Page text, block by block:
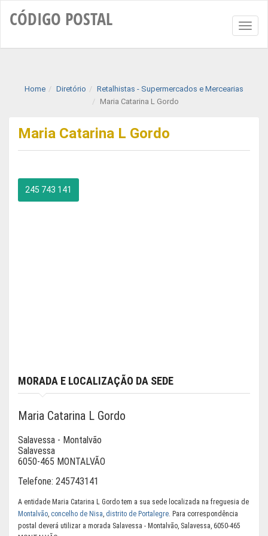
CÓDIGO POSTAL
Home Diretório
Retalhistas - Supermercados e Mercearias
Maria Catarina L Gordo
Maria Catarina L Gordo
245 743 141
MORADA E LOCALIZAÇÃO DA SEDE
Maria Catarina L Gordo
Salavessa - Montalvão
Salavessa
6050-465 MONTALVÃO
Telefone: 245743141
A entidade Maria Catarina L Gordo tem a sua sede localizada na freguesia de
Montalvão, concelho de Nisa, distrito de Portalegre. Para correspondência
postal deverá utilizar a morada Salavessa - Montalvão, Salavessa, 6050-465